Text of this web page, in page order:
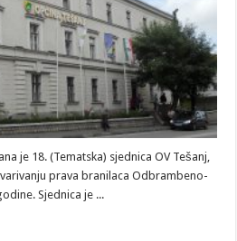
umalo,
završila
tučom
na
Tematskoj
sjednici
OV
Tešanj
je 18. (Tematska) sjednica OV Tešanj,
prava branilaca Odbrambeno-
Sjednica je ...